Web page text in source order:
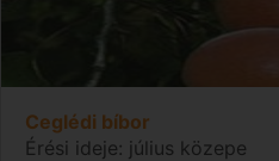
Ceglédi bíbor
Érési ideje: július közepe